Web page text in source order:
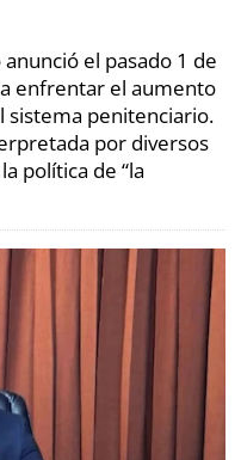
el pasado 1 de
enfrentar el aumento
sistema penitenciario.
por diversos
política de “la